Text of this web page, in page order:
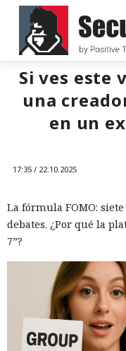
Si ves este
una
en un
17:35 / 22.10.2025
La fórmula FOMO:
debates. ¿Por qué la
7”?